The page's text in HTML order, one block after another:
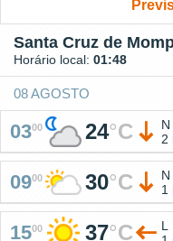
Santa Cruz de
Horário local: 01:48
08 AGOSTO
0300 24°C
N
2
0900 30°C
N
1
1500 37°C
L